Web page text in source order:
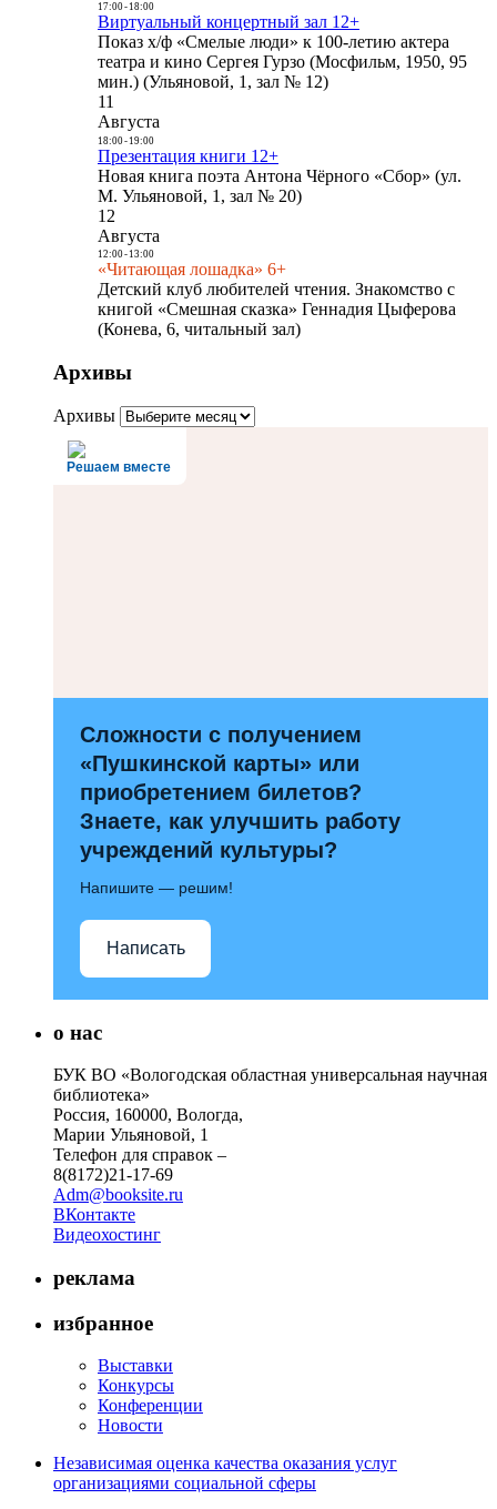
17:00- 18:00
Виртуальный концертный зал 12+
Показ х/ф «Смелые люди» к 100-летию актера
театра и кино Сергея Гурзо (Мосфильм, 1950, 95
мин.) (Ульяновой, 1, зал № 12)
11
Августа
18:00- 19:00
Презентация книги 12+
Новая книга поэта Антона Чёрного «Сбор» (ул.
М. Ульяновой, 1, зал № 20)
12
Августа
12:00- 13:00
«Читающая лошадка» 6+
Детский клуб любителей чтения. Знакомство с
книгой «Смешная сказка» Геннадия Цыферова
(Конева, 6, читальный зал)
Архивы
Архивы
Решаем вместе
Сложности с получением
«Пушкинской карты» или
приобретением билетов?
Знаете, как улучшить работу
учреждений культуры?
Напишите — решим!
Написать
о нас
БУК ВО «Вологодская областная универсальная научная
библиотека»
Россия, 160000, Вологда,
Марии Ульяновой, 1
Телефон для справок –
8(8172)21-17-69
Adm@booksite.ru
ВКонтакте
Видеохостинг
реклама
избранное
Выставки
Конкурсы
Конференции
Новости
Независимая оценка качества оказания услуг
организациями социальной сферы